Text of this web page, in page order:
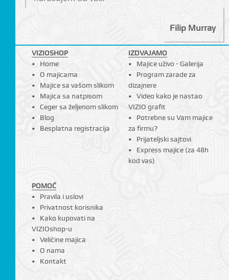
Filip Murray
VIZIOSHOP
Home
O majicama
Majice sa vašom slikom
Majica sa natpisom
Ceger sa željenom slikom
Blog
Besplatna registracija
IZDVAJAMO
Majice uživo - Galerija
Program zarade za
dizajnere
Video kako je nastao
VIZIO grafit
Potrebne su Vam majice
za firmu?
Prijateljski sajtovi
Express majice (za 48h
kod vas)
POMOĆ
Pravila i uslovi
Privatnost korisnika
Kako kupovati na
VIZIOshop-u
Veličine majica
O nama
Kontakt